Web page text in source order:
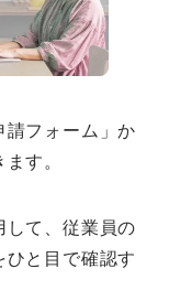
請フォーム」か
す。
して、従業員の
ひと目で確認す